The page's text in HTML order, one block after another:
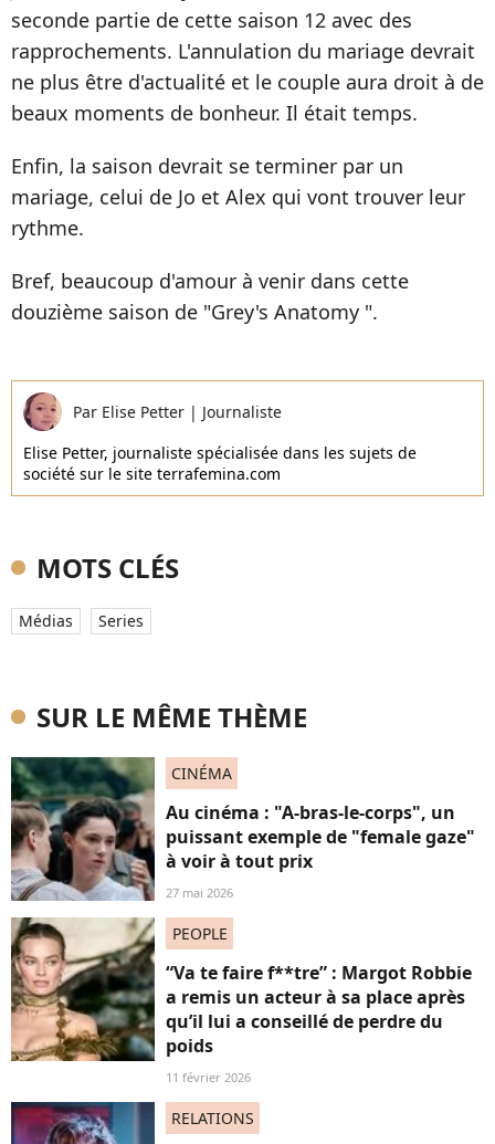
seconde partie de cette saison 12 avec des
rapprochements. L'annulation du mariage devrait
ne plus être d'actualité et le couple aura droit à de
beaux moments de bonheur. Il était temps.
Enfin, la saison devrait se terminer par un
mariage, celui de Jo et Alex qui vont trouver leur
rythme.
Bref, beaucoup d'amour à venir dans cette
douzième saison de "Grey's Anatomy ".
Par Elise Petter | Journaliste
Elise Petter, journaliste spécialisée dans les sujets de
société sur le site terrafemina.com
MOTS CLÉS
Médias Series
SUR LE MÊME THÈME
CINÉMA
Au cinéma : "A-bras-le-corps", un
puissant exemple de "female gaze"
à voir à tout prix
27 mai 2026
PEOPLE
“Va te faire f**tre” : Margot Robbie
a remis un acteur à sa place après
qu’il lui a conseillé de perdre du
poids
11 février 2026
RELATIONS